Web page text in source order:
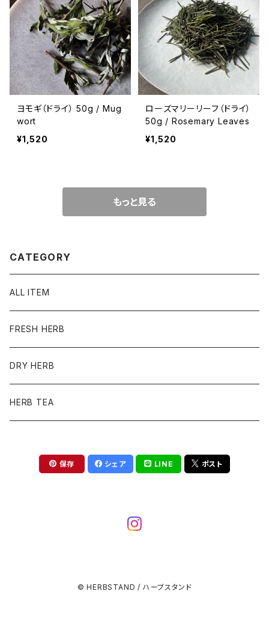
ヨモギ（ドライ） 50g / Mug
wort
¥1,520
ローズマリーリーフ（ドライ）
50g / Rosemary Leaves
¥1,520
もっと見る
CATEGORY
ALL ITEM
FRESH HERB
DRY HERB
HERB TEA
保存 シェア LINE ポスト
© HERBSTAND / ハーブスタンド